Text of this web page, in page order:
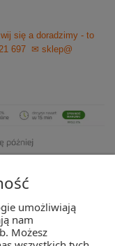
się a doradzimy - to
697
✉ sklep@
umożliwiają
nam
Możesz